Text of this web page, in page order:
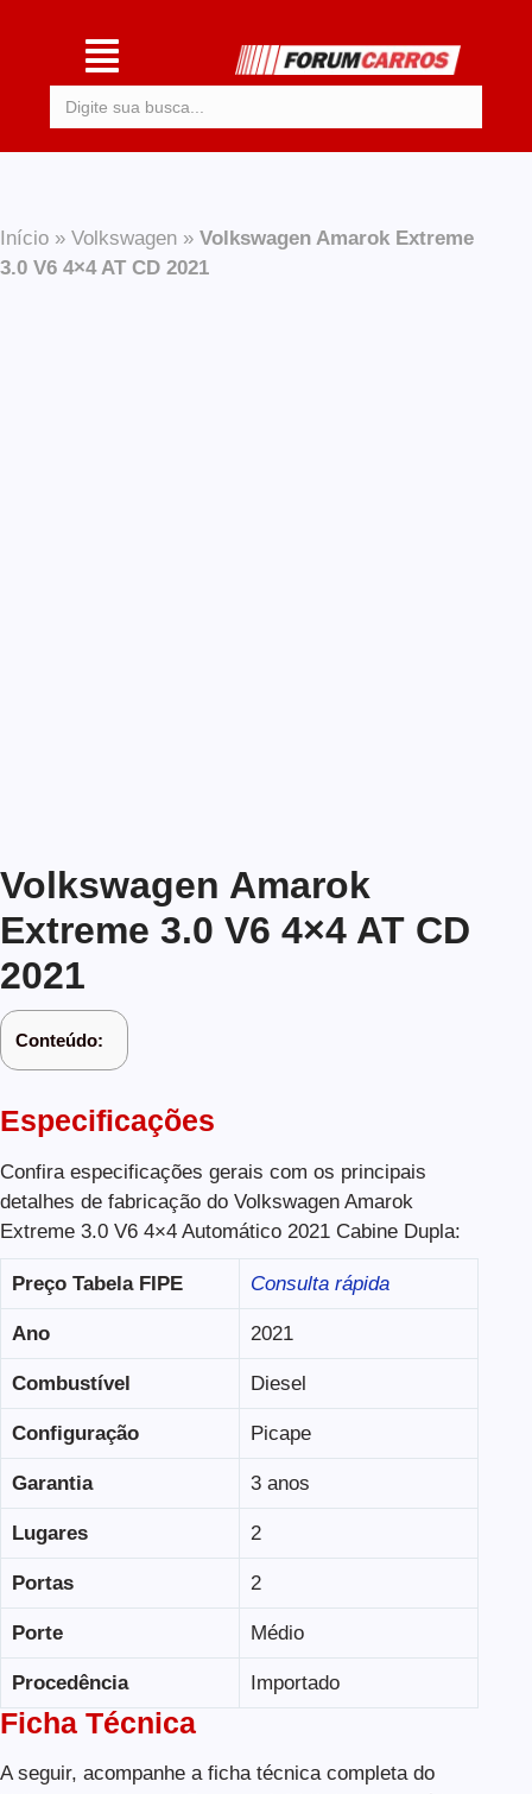
Início » Volkswagen » Volkswagen Amarok Extreme
3.0 V6 4×4 AT CD 2021
Volkswagen Amarok
Extreme 3.0 V6 4×4 AT CD
2021
Conteúdo:
Especificações
Confira especificações gerais com os principais
detalhes de fabricação do Volkswagen Amarok
Extreme 3.0 V6 4×4 Automático 2021 Cabine Dupla:
Preço Tabela FIPE Consulta rápida
Ano 2021
Combustível Diesel
Configuração Picape
Garantia 3 anos
Lugares 2
Portas 2
Porte Médio
Procedência Importado
Ficha Técnica
A seguir, acompanhe a ficha técnica completa do